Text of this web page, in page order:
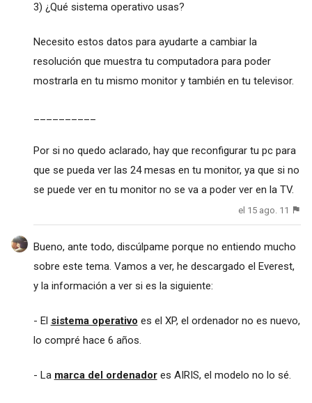
3) ¿Qué sistema operativo usas?
Necesito estos datos para ayudarte a cambiar la
resolución que muestra tu computadora para poder
mostrarla en tu mismo monitor y también en tu televisor.
Por si no quedo aclarado, hay que reconfigurar tu pc para
que se pueda ver las 24 mesas en tu monitor, ya que si no
se puede ver en tu monitor no se va a poder ver en la TV.
el 15 ago. 11
Bueno, ante todo, discúlpame porque no entiendo mucho
sobre este tema. Vamos a ver, he descargado el Everest,
y la información a ver si es la siguiente:
- El sistema operativo es el XP, el ordenador no es nuevo,
lo compré hace 6 años.
- La marca del ordenadores AIRIS, el modelo no lo sé.